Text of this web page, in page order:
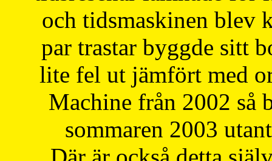
och tidsmaskinen blev
par trastar byggde sitt
lite fel ut jämfört med
Machine från 2002 så
sommaren 2003